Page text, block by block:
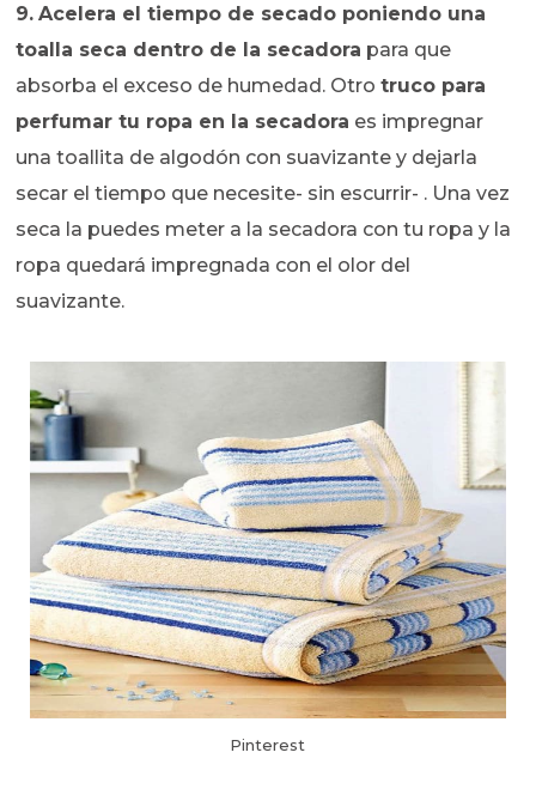
9. Acelera el tiempo de secado poniendo una
toalla seca dentro de la secadora para que
absorba el exceso de humedad. Otrotruco para
perfumar tu ropa en la secadora es impregnar
una toallita de algodón con suavizante y dejarla
secar el tiempo que necesite- sin escurrir- . Una vez
seca la puedes meter a la secadora con tu ropa y la
ropa quedará impregnada con el olor del
suavizante.
Pinterest